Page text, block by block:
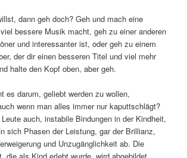
dann geh doch? Geh und mach eine
bessere Musik macht, geh zu einer anderen
und interessanter ist, oder geh zu einem
der dir einen besseren Titel und viel mehr
halte den Kopf oben, aber geh.
es darum, geliebt werden zu wollen,
wenn man alles immer nur kaputtschlägt?
auch, instabile Bindungen in der Kindheit,
sich Phasen der Leistung, gar der Brillianz,
und Unzugänglichkeit ab. Die